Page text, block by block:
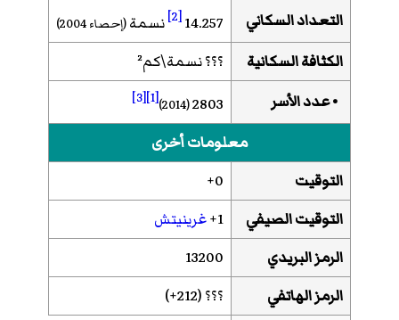
التعداد السكاني
14.257
[2] نسمة(إحصاء 2004)
الكثافة السكانية
؟؟؟ نسمة\كم²
• عدد الأسر
2803
(2014)
[1]
[3]
معلومات أخرى
التوقيت
0+
التوقيت الصيفي
1+ غرينيتش
الرمز البريدي
13200
الرمز الهاتفي
؟؟؟ (212+)